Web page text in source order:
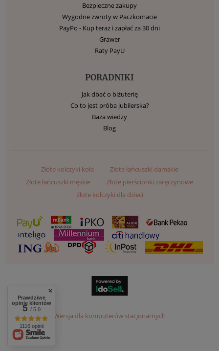
Bezpieczne zakupy
Wygodne zwroty w Paczkomacie
PayPo - Kup teraz i zapłać za 30 dni
Grawer
Raty PayU
PORADNIKI
Jak dbać o biżuterię
Co to jest próba jubilerska?
Baza wiedzy
Blog
Złote kolczyki koła
Złote łańcuszki damskie
Złote łańcuszki męskie
Złote pierścionki zaręczynowe
Złote kolczyki dla dzieci
Wersja dla komputerów stacjonarnych
Prawdziwe
opinie klientów
5/ 5.0
1116 opinii